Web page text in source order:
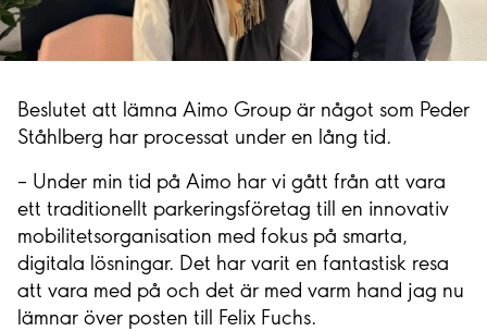
Beslutet att lämna Aimo Group är något som Peder
Ståhlberg har processat under en lång tid.
– Under min tid på Aimo har vi gått från att vara
ett traditionellt parkeringsföretag till en innovativ
mobilitetsorganisation med fokus på smarta,
digitala lösningar. Det har varit en fantastisk resa
att vara med på och det är med varm hand jag nu
lämnar över posten till Felix Fuchs.